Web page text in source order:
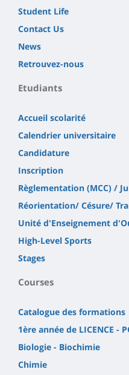
Student Life
Contact Us
News
Retrouvez-nous
Etudiants
Accueil scolarité
Calendrier universitaire
Candidature
Inscription
Règlementation (MCC) /
Réorientation/ Césure/
Unité d'Enseignement
High-Level Sports
Stages
Courses
Catalogue des formations
1ère année de LICENCE -
Biologie - Biochimie
Chimie